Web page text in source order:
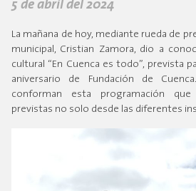
5 de abril del 2024
La mañana de hoy, mediante rueda de
municipal, Cristian Zamora, dio a
cultural “En Cuenca es todo”, prevista
aniversario de Fundación de
conforman esta programación
previstas no solo desde las diferentes